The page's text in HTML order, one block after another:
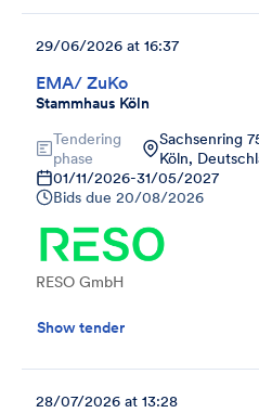
EMA/ ZuKo
Stammhaus Köln
29/06/2026 at 16:37
Tendering
phase
Sachsenring
Köln,
01/11/2026-31/05/2027
Bids due 20/08/2026
RESO GmbH
Show tender
28/07/2026 at 13:28